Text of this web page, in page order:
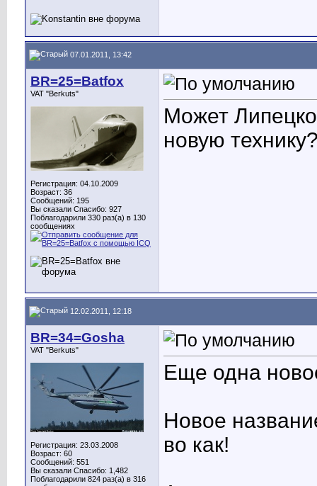
07.01.2011, 13:42
BR=25=Batfox
VAT "Berkuts"
Регистрация: 04.10.2009
Возраст: 36
Сообщений: 195
Вы сказали Спасибо: 927
Поблагодарили 330 раз(а) в 130
сообщениях
Может
новую
12.02.2011, 12:18
BR=34=Gosha
VAT "Berkuts"
Регистрация: 23.03.2008
Возраст: 60
Сообщений: 551
Вы сказали Спасибо: 1,482
Поблагодарили 824 раз(а) в 316
Еще одна
Новое
во как!